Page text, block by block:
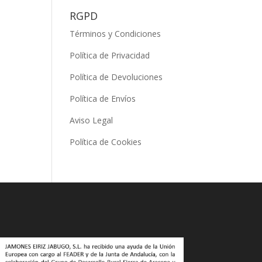
RGPD
Términos y Condiciones
Política de Privacidad
Política de Devoluciones
Política de Envíos
Aviso Legal
Política de Cookies